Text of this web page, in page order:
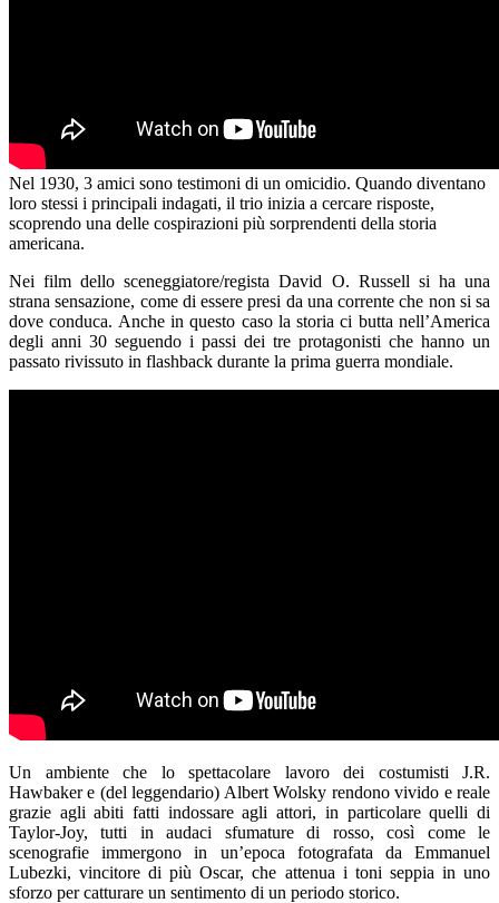
Nel 1930, 3 amici sono testimoni di un omicidio. Quando diventano
loro stessi i principali indagati, il trio inizia a cercare risposte,
scoprendo una delle cospirazioni più sorprendenti della storia
americana.
Nei film dello sceneggiatore/regista David O. Russell si ha una
strana sensazione, come di essere presi da una corrente che non si sa
dove conduca. Anche in questo caso la storia ci butta nell’America
degli anni 30 seguendo i passi dei tre protagonisti che hanno un
passato rivissuto in flashback durante la prima guerra mondiale.
Un ambiente che lo spettacolare lavoro dei costumisti J.R.
Hawbaker e (del leggendario) Albert Wolsky rendono vivido e reale
grazie agli abiti fatti indossare agli attori, in particolare quelli di
Taylor-Joy, tutti in audaci sfumature di rosso, così come le
scenografie immergono in un’epoca fotografata da Emmanuel
Lubezki, vincitore di più Oscar, che attenua i toni seppia in uno
sforzo per catturare un sentimento di un periodo storico.